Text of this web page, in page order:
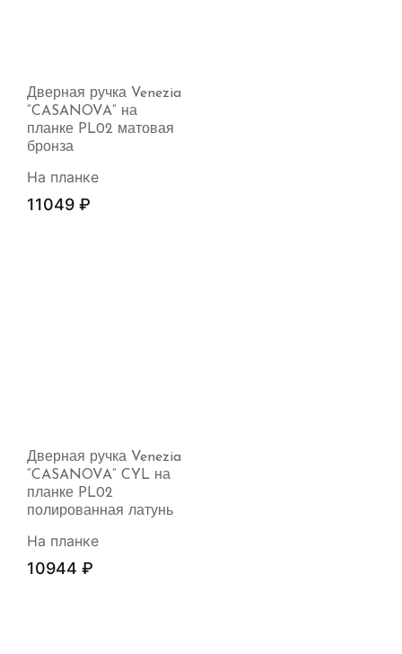
Дверная ручка Venezia
“CASANOVA” на
планке PL02 матовая
бронза
На планке
11049 ₽
Дверная ручка Venezia
“CASANOVA” CYL на
планке PL02
полированная латунь
На планке
10944 ₽